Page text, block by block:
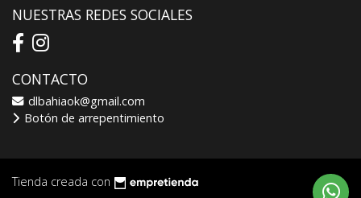
NUESTRAS REDES SOCIALES
CONTACTO
dlbahiaok@gmail.com
Botón de arrepentimiento
Tienda creada con